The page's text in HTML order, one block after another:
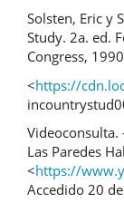
Solsten, Eric y
Study. 2a. ed.
Congress,
<https://
Las Paredes
<https://
Accedido 20